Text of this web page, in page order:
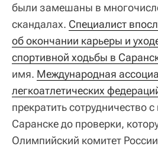
были замешаны в
скандалах. Специалист
об окончании карьеры и
спортивной ходьбы в
имя. Международная
легкоатлетических
прекратить сотрудничество
Саранске до проверки,
Олимпийский комитет